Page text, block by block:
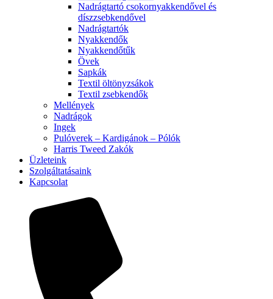
Nadrágtartó csokornyakkendővel és
díszzsebkendővel
Nadrágtartók
Nyakkendők
Nyakkendőtűk
Övek
Sapkák
Textil öltönyzsákok
Textil zsebkendők
Mellények
Nadrágok
Ingek
Pulóverek – Kardigánok – Pólók
Harris Tweed Zakók
Üzleteink
Szolgáltatásaink
Kapcsolat